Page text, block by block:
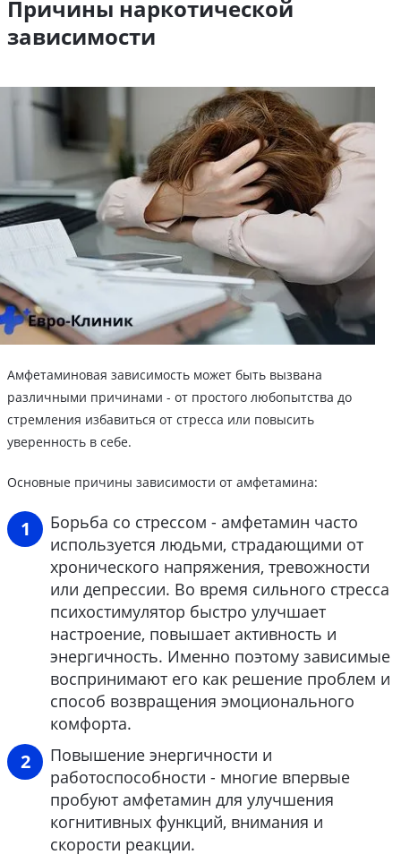
Причины наркотической
зависимости
Амфетаминовая зависимость может быть вызвана
различными причинами - от простого любопытства до
стремления избавиться от стресса или повысить
уверенность в себе.
Основные причины зависимости от амфетамина:
Борьба со стрессом - амфетамин часто
используется людьми, страдающими от
хронического напряжения, тревожности
или депрессии. Во время сильного стресса
психостимулятор быстро улучшает
настроение, повышает активность и
энергичность. Именно поэтому зависимые
воспринимают его как решение проблем и
способ возвращения эмоционального
комфорта.
Повышение энергичности и
работоспособности - многие впервые
пробуют амфетамин для улучшения
когнитивных функций, внимания и
скорости реакции.